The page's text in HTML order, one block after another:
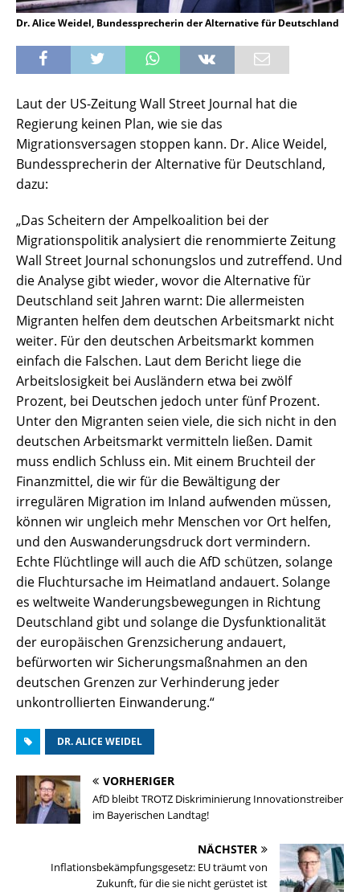
Dr. Alice Weidel, Bundessprecherin der Alternative für Deutschland
Laut der US-Zeitung Wall Street Journal hat die
Regierung keinen Plan, wie sie das
Migrationsversagen stoppen kann. Dr. Alice Weidel,
Bundessprecherin der Alternative für Deutschland,
dazu:
„Das Scheitern der Ampelkoalition bei der
Migrationspolitik analysiert die renommierte Zeitung
Wall Street Journal schonungslos und zutreffend. Und
die Analyse gibt wieder, wovor die Alternative für
Deutschland seit Jahren warnt: Die allermeisten
Migranten helfen dem deutschen Arbeitsmarkt nicht
weiter. Für den deutschen Arbeitsmarkt kommen
einfach die Falschen. Laut dem Bericht liege die
Arbeitslosigkeit bei Ausländern etwa bei zwölf
Prozent, bei Deutschen jedoch unter fünf Prozent.
Unter den Migranten seien viele, die sich nicht in den
deutschen Arbeitsmarkt vermitteln ließen. Damit
muss endlich Schluss ein. Mit einem Bruchteil der
Finanzmittel, die wir für die Bewältigung der
irregulären Migration im Inland aufwenden müssen,
können wir ungleich mehr Menschen vor Ort helfen,
und den Auswanderungsdruck dort vermindern.
Echte Flüchtlinge will auch die AfD schützen, solange
die Fluchtursache im Heimatland andauert. Solange
es weltweite Wanderungsbewegungen in Richtung
Deutschland gibt und solange die Dysfunktionalität
der europäischen Grenzsicherung andauert,
befürworten wir Sicherungsmaßnahmen an den
deutschen Grenzen zur Verhinderung jeder
unkontrollierten Einwanderung.“
DR. ALICE WEIDEL
VORHERIGER
AfD bleibt TROTZ Diskriminierung Innovationstreiber
im Bayerischen Landtag!
NÄCHSTER
Inflationsbekämpfungsgesetz: EU träumt von
Zukunft, für die sie nicht gerüstet ist